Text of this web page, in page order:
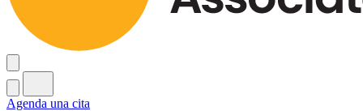
Agenda una cita